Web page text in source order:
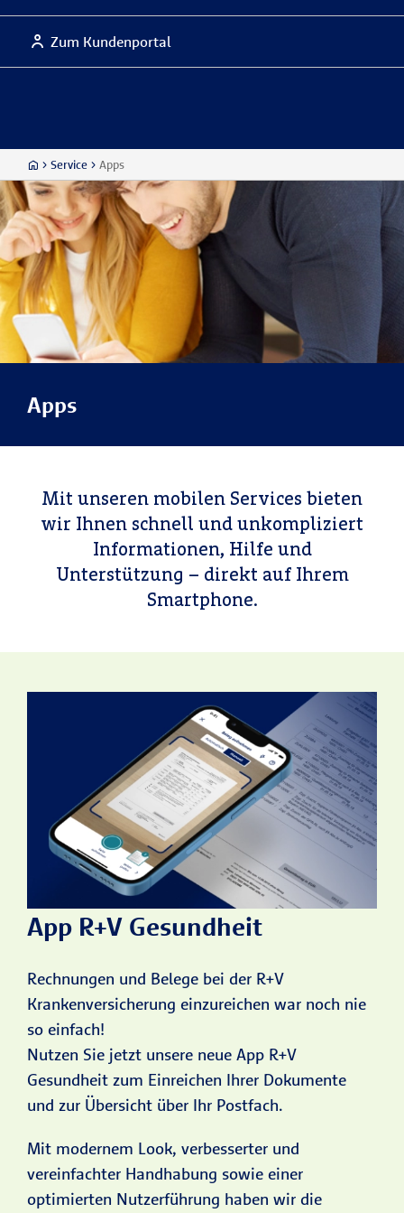
Zum Kundenportal
Service Apps
Apps
Mit unseren mobilen Services bieten
wir Ihnen schnell und unkompliziert
Informationen, Hilfe und
Unterstützung – direkt auf Ihrem
Smartphone.
App R+V Gesundheit
Rechnungen und Belege bei der R+V
Krankenversicherung einzureichen war noch nie
so einfach!
Nutzen Sie jetzt unsere neue App R+V
Gesundheit zum Einreichen Ihrer Dokumente
und zur Übersicht über Ihr Postfach.
Mit modernem Look, verbesserter und
vereinfachter Handhabung sowie einer
optimierten Nutzerführung haben wir die